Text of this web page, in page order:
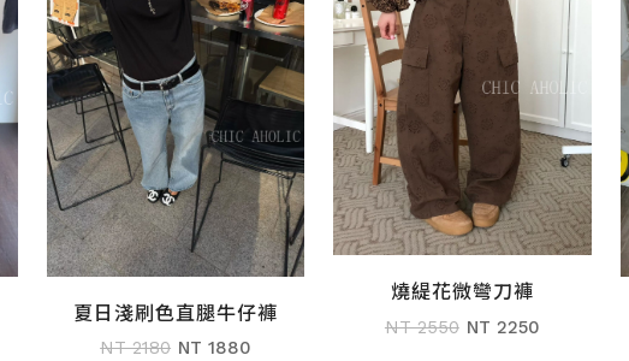
加入購物車
夏日淺刷色直腿牛仔褲
NT 2180 NT 1880
加入購物車
燒緹花微彎刀褲
NT 2550 NT 2250